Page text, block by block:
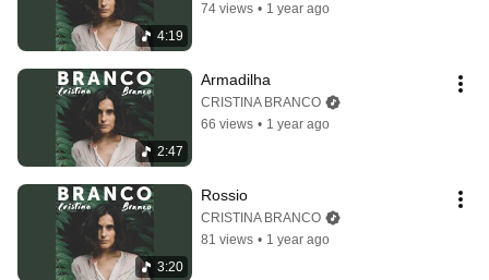
4:19
74 views • 1 year ago
2:47
Armadilha
CRISTINA BRANCO
66 views • 1 year ago
3:20
Rossio
CRISTINA BRANCO
81 views • 1 year ago